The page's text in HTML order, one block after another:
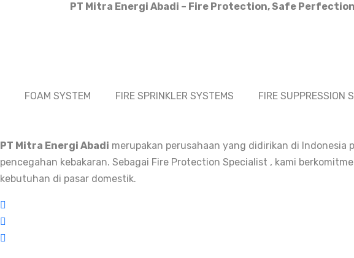
PT Mitra Energi Abadi – Fire Protection, Safe Perfection
FOAM SYSTEM FIRE SPRINKLER SYSTEMS FIRE SUPPRESSION
PT Mitra Energi Abadi merupakan perusahaan yang didirikan di
pencegahan kebakaran. Sebagai Fire Protection Specialist , kami
kebutuhan di pasar domestik.